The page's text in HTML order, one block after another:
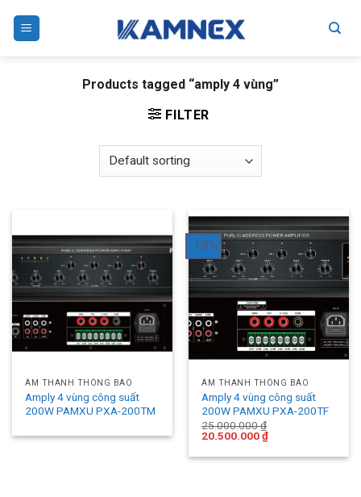
Products tagged “amply 4 vùng”
FILTER
ÂM THANH THÔNG BÁO
Amply 4 vùng công suất
200W PAMXU PXA-200TM
-18%
ÂM THANH THÔNG BÁO
Amply 4 vùng công suất
200W PAMXU PXA-200TF
25.000.000₫
Original
was:
20.500.000₫Current
is: